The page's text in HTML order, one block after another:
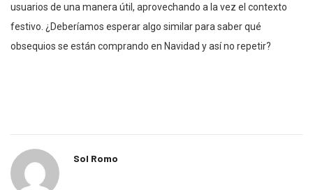
usuarios de una manera útil, aprovechando a la vez el contexto
festivo. ¿Deberíamos esperar algo similar para saber qué
obsequios se están comprando en Navidad y así no repetir?
Sol Romo